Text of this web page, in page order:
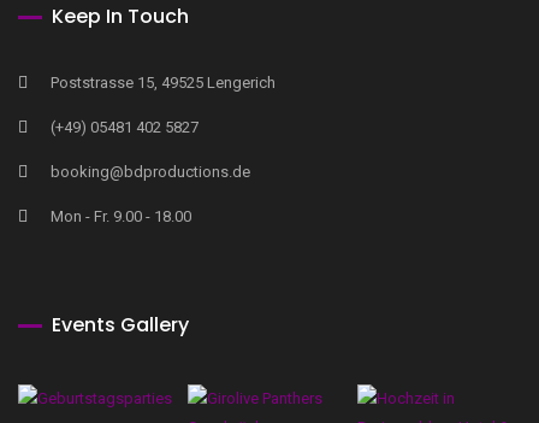
Keep In Touch
Poststrasse 15, 49525 Lengerich
(+49) 05481 402 5827
booking@bdproductions.de
Mon - Fr. 9.00 - 18.00
Events Gallery